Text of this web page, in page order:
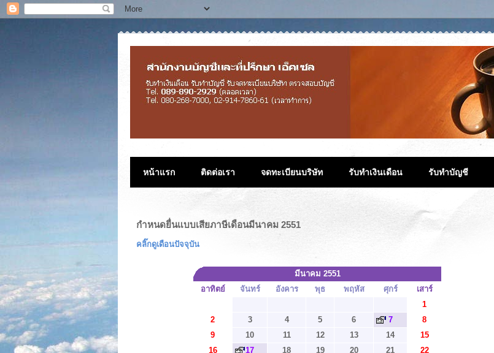
หน้าแรก ติดต่อเรา จดทะเบียนบริษัท รับทำเงินเดือน รับทำบัญชี
กำหนดยื่นแบบเสียภาษีเดือนมีนาคม 2551
คลิ๊กดูเดือนปัจจุบัน
​มีนาคม​ 2551
อาทิตย์
จันทร์ อังคาร พุธ พฤหัส ศุกร์
เสาร์
1
2
3 4 5 6 7
8
9
10 11 12 13 14
15
16
17 18 19 20 21
22